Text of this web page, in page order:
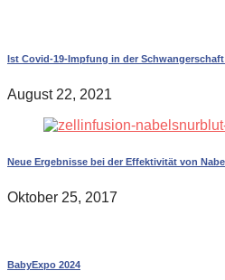
Ist Covid-19-Impfung in der
August 22, 2021
Neue Ergebnisse bei der Effektivität von
Oktober 25, 2017
BabyExpo 2024